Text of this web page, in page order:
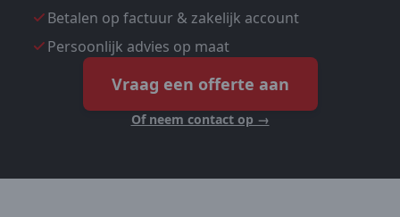
Betalen op factuur & zakelijk account
Persoonlijk advies op maat
Vraag een offerte aan
Of neem contact op →